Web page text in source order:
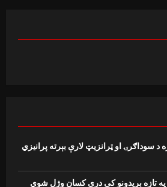
د سوداګرۍ او ټرانزیټ لارې بېرته پرانیزي
تازه بریدونو کې درې کسان وژل شوي